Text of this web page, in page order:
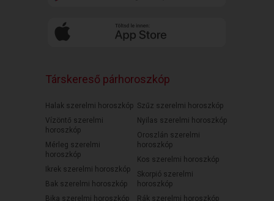
Társkereső párhoroszkóp
Halak szerelmi horoszkóp
Vízöntő szerelmi
horoszkóp
Mérleg szerelmi
horoszkóp
Ikrek szerelmi horoszkóp
Bak szerelmi horoszkóp
Bika szerelmi horoszkóp
Szűz szerelmi horoszkóp
Nyilas szerelmi horoszkóp
Oroszlán szerelmi
horoszkóp
Kos szerelmi horoszkóp
Skorpió szerelmi
horoszkóp
Rák szerelmi horoszkóp